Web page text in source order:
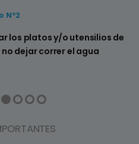
Nº2
los platos y/o utensilios de
dejar correr el agua